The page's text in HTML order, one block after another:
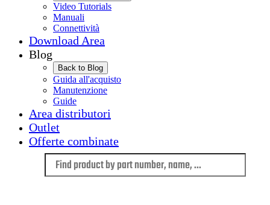
Video Tutorials
Manuali
Connettività
Download Area
Blog
Back to Blog
Guida all'acquisto
Manutenzione
Guide
Area distributori
Outlet
Offerte combinate